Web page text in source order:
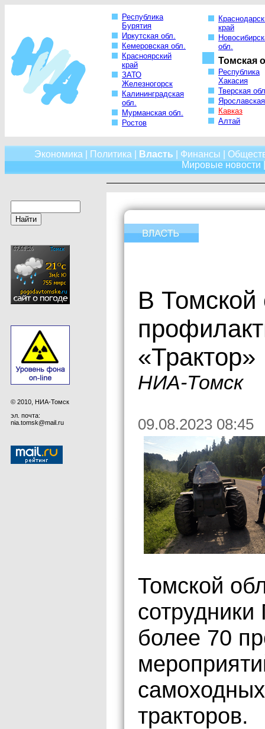
Республика
Бурятия
Иркутская обл.
Кемеровская обл.
Красноярский
край
ЗАТО
Железногорск
Калининградская
обл.
Мурманская обл.
Ростов
край
обл.
Томская
Республика
Хакасия
Тверская
Кавказ
Алтай
Экономика Политика Власть Финансы
Мировые новости
© 2010, НИА-Томск
эл. почта:
nia.tomsk@mail.ru
В Томской
«Трактор»
НИА-Томск
09.08.2023 08:45
Томской
сотрудники
более 70
тракторов.